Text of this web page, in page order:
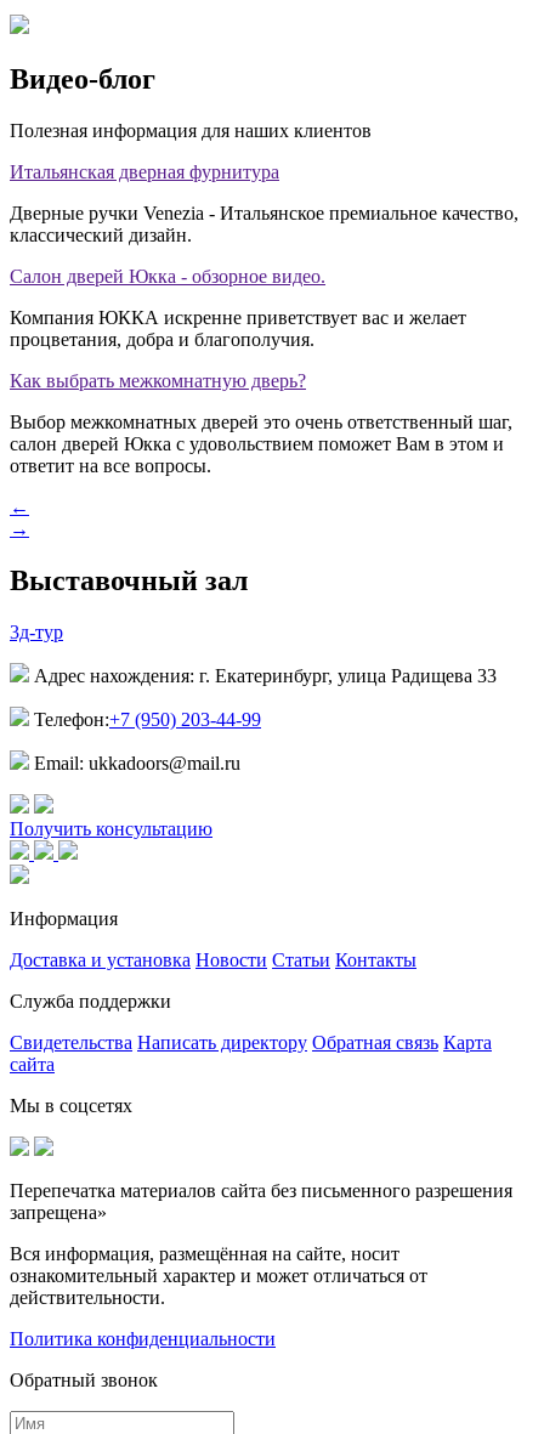
Видео-блог
Полезная информация для наших клиентов
Итальянская дверная фурнитура
Дверные ручки Venezia - Итальянское премиальное качество,
классический дизайн.
Салон дверей Юкка - обзорное видео.
Компания ЮККА искренне приветствует вас и желает
процветания, добра и благополучия.
Как выбрать межкомнатную дверь?
Выбор межкомнатных дверей это очень ответственный шаг,
салон дверей Юкка с удовольствием поможет Вам в этом и
ответит на все вопросы.
←
→
Выставочный зал
3д-тур
Адрес нахождения: г. Екатеринбург, улица Радищева 33
Телефон:+7 (950) 203-44-99
Email: ukkadoors@mail.ru
Получить консультацию
Информация
Доставка и установка Новости Статьи Контакты
Служба поддержки
Свидетельства Написать директору Обратная связь Карта
сайта
Мы в соцсетях
Перепечатка материалов сайта без письменного разрешения
запрещена»
Вся информация, размещённая на сайте, носит
ознакомительный характер и может отличаться от
действительности.
Политика конфиденциальности
Обратный звонок